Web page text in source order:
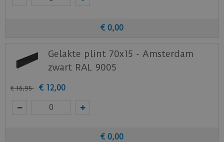
€ 0,00
Gelakte plint 70x15 - Amsterdam
zwart RAL 9005
€ 16,95 € 12,00
€ 0,00